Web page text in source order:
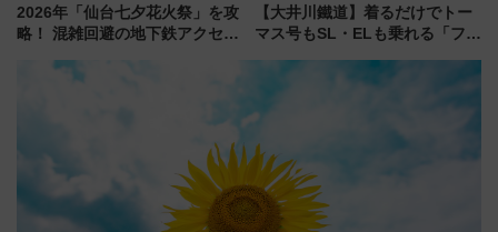
2026年「仙台七夕花火祭」を攻
略！ 混雑回避の地下鉄アクセス
火前に楽しむ仙台観光ルートま
【大井川鐵道】着るだけでトー
マス号もSL・ELも乗れる「フリ